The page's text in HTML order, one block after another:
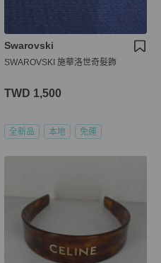
Swarovski
SWAROVSKI 施華洛世奇髮飾
TWD 1,500
全新品 本地 免運